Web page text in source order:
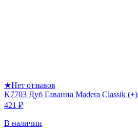
★Нет отзывов
K7703 Дуб Гаванна Madera Classik (+)
421 ₽
В наличии